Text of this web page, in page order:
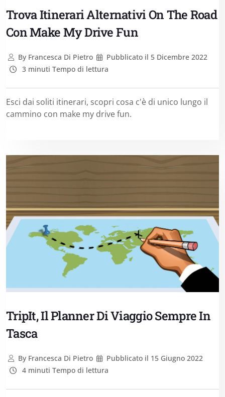
Trova Itinerari Alternativi On The Road
Con Make My Drive Fun
ByFrancesca Di Pietro Pubblicato il 5 Dicembre 2022
3 minuti Tempo di lettura
Esci dai soliti itinerari, scopri cosa c'è di unico lungo il
cammino con make my drive fun.
TripIt, Il Planner Di Viaggio Sempre In
Tasca
ByFrancesca Di Pietro Pubblicato il 15 Giugno 2022
4 minuti Tempo di lettura